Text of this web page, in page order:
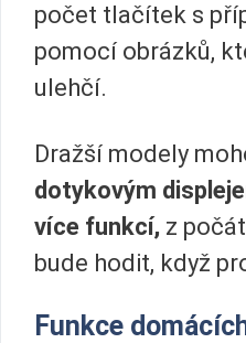
počet tlačítek s
pomocí obrázků,
ulehčí.
Dražší modely
dotykovým
více funkcí, z
bude hodit, když
Funkce